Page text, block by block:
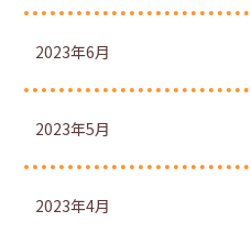
2023年6月
2023年5月
2023年4月